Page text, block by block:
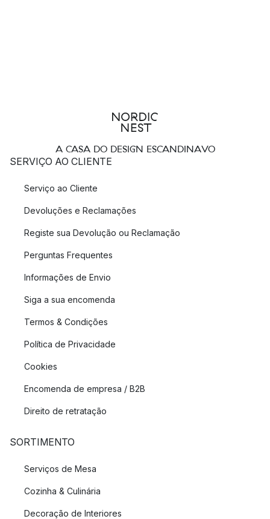
A CASA DO DESIGN ESCANDINAVO
SERVIÇO AO CLIENTE
Serviço ao Cliente
Devoluções e Reclamações
Registe sua Devolução ou Reclamação
Perguntas Frequentes
Informações de Envio
Siga a sua encomenda
Termos & Condições
Política de Privacidade
Cookies
Encomenda de empresa / B2B
Direito de retratação
SORTIMENTO
Serviços de Mesa
Cozinha & Culinária
Decoração de Interiores